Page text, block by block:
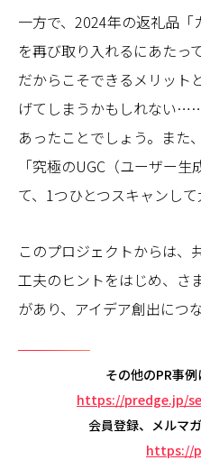
一方で、2024年の返礼品
を再び取り入れるにあたっ
だからこそできるメリット
げてしまうかもしれない
あったことでしょう。また
「究極のUGC（ユーザー
て、1つひとつスキャンして
このプロジェクトからは、
工夫のヒントをはじめ、さ
があり、アイデア創出につ
その他のPR事
https://predge.jp/
会員登録、メルマ
https://